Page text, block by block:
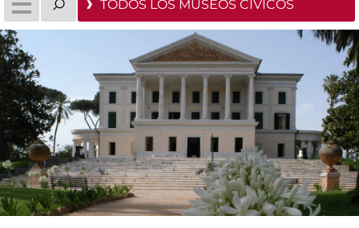
TODOS LOS MUSEOS CÍVICOS